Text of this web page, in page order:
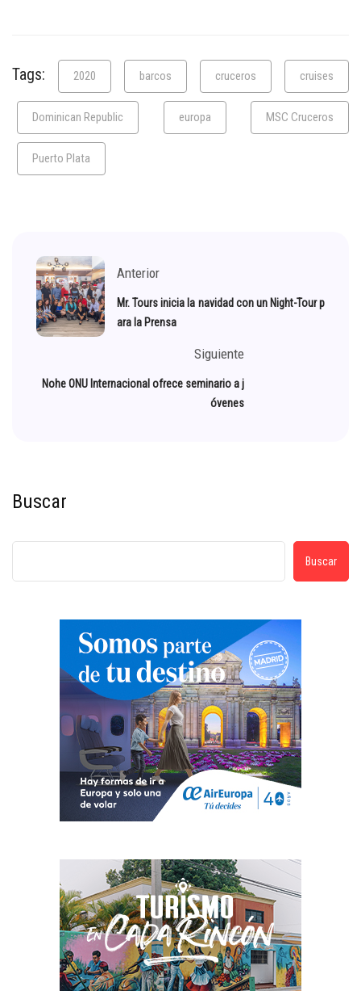
Tags: 2020 barcos cruceros cruises
Dominican Republic europa MSC Cruceros
Puerto Plata
Anterior
Mr. Tours inicia la navidad con un Night-Tour p
ara la Prensa
Siguiente
Nohe ONU Internacional ofrece seminario a j
óvenes
Buscar
Buscar